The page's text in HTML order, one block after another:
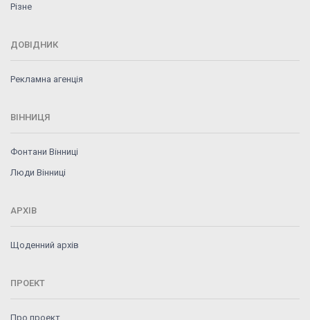
Різне
ДОВІДНИК
Рекламна агенція
ВІННИЦЯ
Фонтани Вінниці
Люди Вінниці
АРХІВ
Щоденний архів
ПРОЕКТ
Про проект